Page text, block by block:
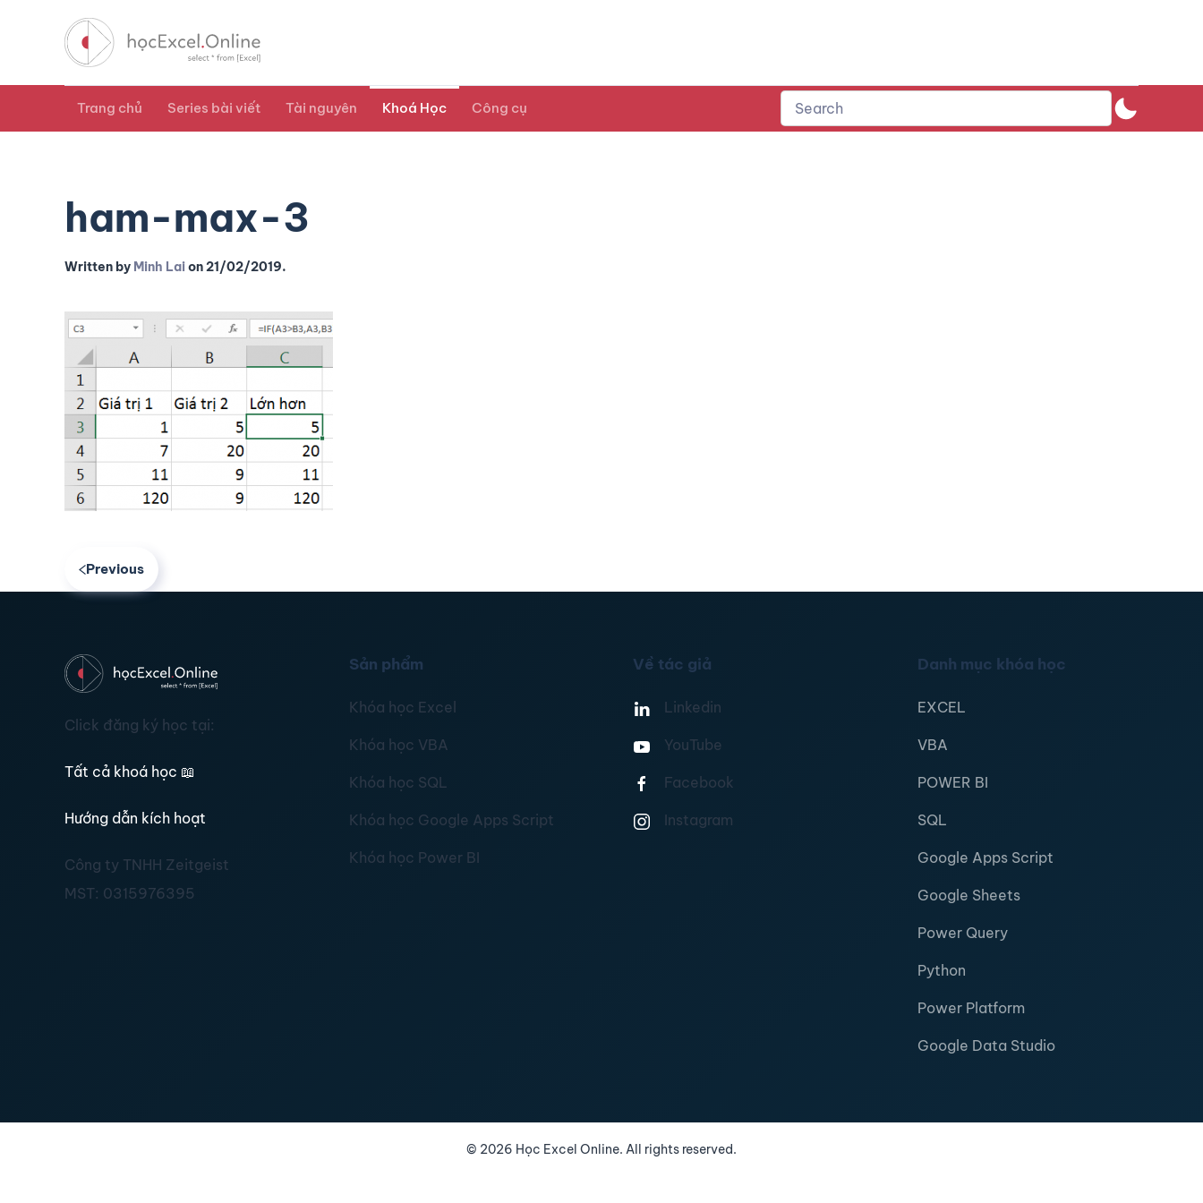
Trang chủ Series bài viết Tài nguyên Khoá Học Công cụ
ham-max-3
Written by Minh Laion21/02/2019.
Previous
Click đăng ký học tại:
Tất cả khoá học 📖
Hướng dẫn kích hoạt
Công ty TNHH Zeitgeist
MST: 0315976395
Sản phẩm
Khóa học Excel
Khóa học VBA
Khóa học SQL
Khóa học Google Apps Script
Khóa học Power BI
Về tác giả
Linkedin
YouTube
Facebook
Instagram
Danh mục khóa học
EXCEL
VBA
POWER BI
SQL
Google Apps Script
Google Sheets
Power Query
Python
Power Platform
Google Data Studio
© 2026 Học Excel Online. All rights reserved.